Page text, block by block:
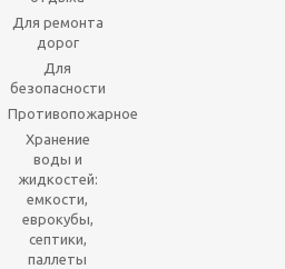
Для ремонта
дорог
Для
безопасности
Противопожарное
Хранение
воды и
жидкостей:
емкости,
еврокубы,
септики,
паллеты